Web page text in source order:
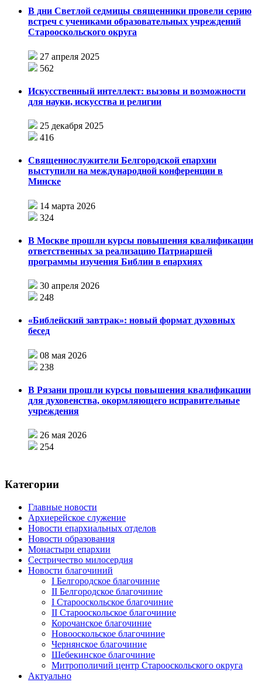
В дни Светлой седмицы священники провели серию
встреч с учениками образовательных учреждений
Старооскольского округа
27 апреля 2025
562
Искусственный интеллект: вызовы и возможности
для науки, искусства и религии
25 декабря 2025
416
Священнослужители Белгородской епархии
выступили на международной конференции в
Минске
14 марта 2026
324
В Москве прошли курсы повышения квалификации
ответственных за реализацию Патриаршей
программы изучения Библии в епархиях
30 апреля 2026
248
«Библейский завтрак»: новый формат духовных
бесед
08 мая 2026
238
В Рязани прошли курсы повышения квалификации
для духовенства, окормляющего исправительные
учреждения
26 мая 2026
254
Категории
Главные новости
Архиерейское служение
Новости епархиальных отделов
Новости образования
Монастыри епархии
Сестричество милосердия
Новости благочиний
I Белгородское благочиние
II Белгородское благочиние
I Старооскольское благочиние
II Старооскольское благочиние
Корочанское благочиние
Новооскольское благочиние
Чернянское благочиние
Шебекинское благочиние
Митрополичий центр Старооскольского округа
Актуально